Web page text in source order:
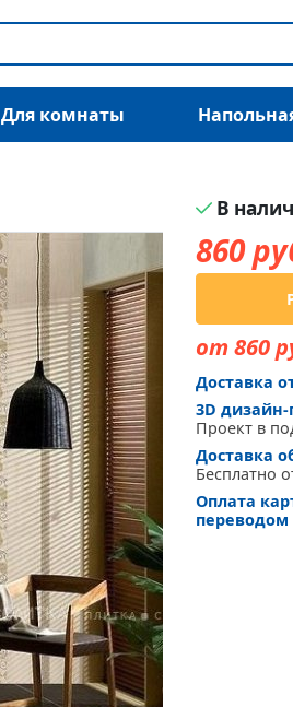
Для комнаты
В
860
от 860
Доставка
3D дизайн-
Проект в
Доставка
Бесплатно
Оплата
переводом